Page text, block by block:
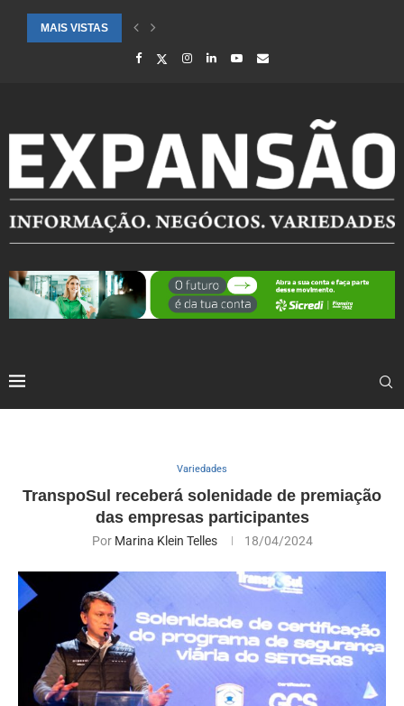
MAIS VISTAS
SAÚDE ALERTA PARA AUMENTO DE CASOS DE SÍNDROME GRIPAL
Variedades
TranspoSul receberá solenidade de premiação
das empresas participantes
Por Marina Klein Telles 18/04/2024